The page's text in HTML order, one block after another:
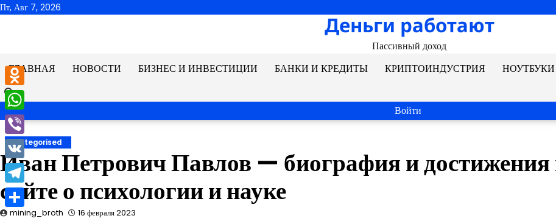
Перейти
Пт, Авг 7, 2026
Деньги работают
Пассивный доход
ГЛАВНАЯ
НОВОСТИ БИЗНЕС И ИНВЕСТИЦИИ БАНКИ И КРЕДИТЫ КРИПТОИНДУСТРИЯ
Войти
Uncategorised
Иван Петрович Павлов — биография и достижения
сайте о психологии и науке
mining_broth 16 февраля 2023
Odnoklassniki
WhatsApp
Viber
VK
Telegram
Отправить